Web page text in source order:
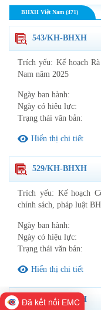
BHXH Việt Nam (471)
543/KH-BHXH
Trích yếu: Kế hoạch
Nam năm 2025
Ngày ban hành:
Ngày có hiệu lực:
Trạng thái văn bản:
Hiển thị chi tiết
529/KH-BHXH
Trích yếu: Kế hoạch
chính sách, pháp luật
Ngày ban hành:
Ngày có hiệu lực:
Trạng thái văn bản:
Hiển thị chi tiết
529/KH-BHXH
Đã kết nối EMC